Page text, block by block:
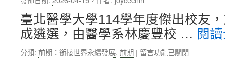
標
竿
觀
摩
討
永
續，
本
校
「永
續
臺北醫學大學114學年度傑出校友
成遴選，由醫學系林慶豐校 … 閱
分類: 前期：銜接世界永續發展, 前期 | 在
留言功能已關閉